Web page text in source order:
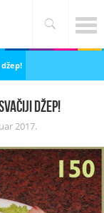
džep!
2017.